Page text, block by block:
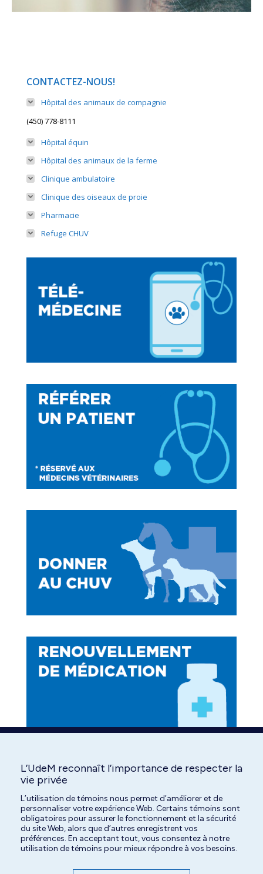
CONTACTEZ-NOUS!
Hôpital des animaux de compagnie
(450) 778-8111
Hôpital équin
Hôpital des animaux de la ferme
Clinique ambulatoire
Clinique des oiseaux de proie
Pharmacie
Refuge CHUV
Find us on:
Facebook
page
opens
in
new
YouTube
page
opens
in
new
page
opens
in
new
L’UdeM reconnaît l’importance de respecter la
vie privée
L’utilisation de témoins nous permet d’améliorer et de
personnaliser votre expérience Web. Certains témoins sont
obligatoires pour assurer le fonctionnement et la sécurité
du site Web, alors que d’autres enregistrent vos
préférences. En acceptant tout, vous consentez à notre
utilisation de témoins pour mieux répondre à vos besoins.